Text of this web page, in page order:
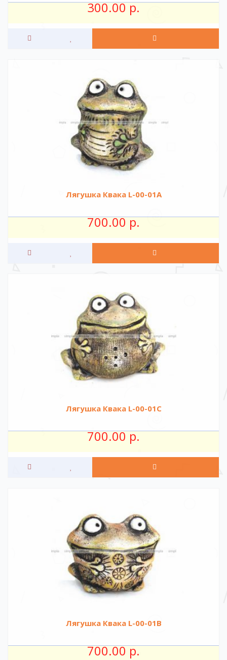
300.00 р.
Лягушка Квака L-00-01A
700.00 р.
Лягушка Квака L-00-01C
700.00 р.
Лягушка Квака L-00-01B
700.00 р.